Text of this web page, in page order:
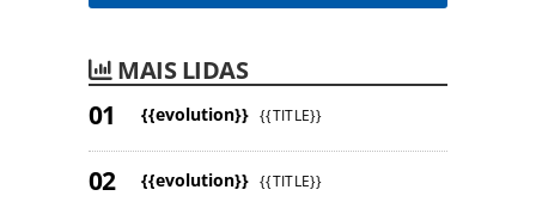
MAIS LIDAS
{{evolution}} {{TITLE}}
{{evolution}} {{TITLE}}